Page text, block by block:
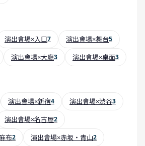
演出會場×入口7 演出會場×舞台5
演出會場×大廳3 演出會場×桌面3
演出會場×新宿4 演出會場×渋谷3
演出會場×名古屋2
布2 演出會場×赤坂・青山2